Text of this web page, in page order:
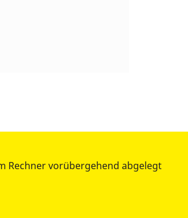
Rechner vorübergehend abgelegt